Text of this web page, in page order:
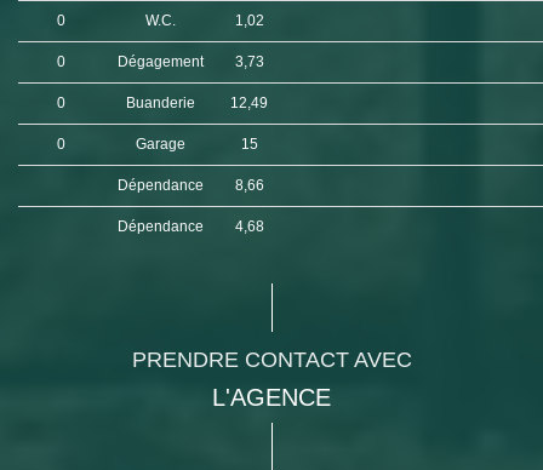
0 W.C. 1,02
0 Dégagement 3,73
0 Buanderie 12,49
0 Garage 15
Dépendance 8,66
Dépendance 4,68
PRENDRE CONTACT AVEC
L'AGENCE